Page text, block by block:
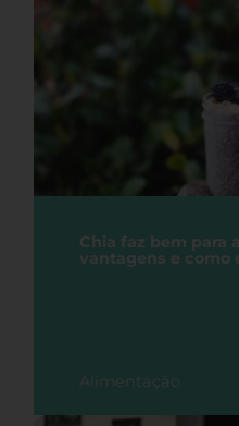
Chia faz bem para
vantagens e como
Alimentação